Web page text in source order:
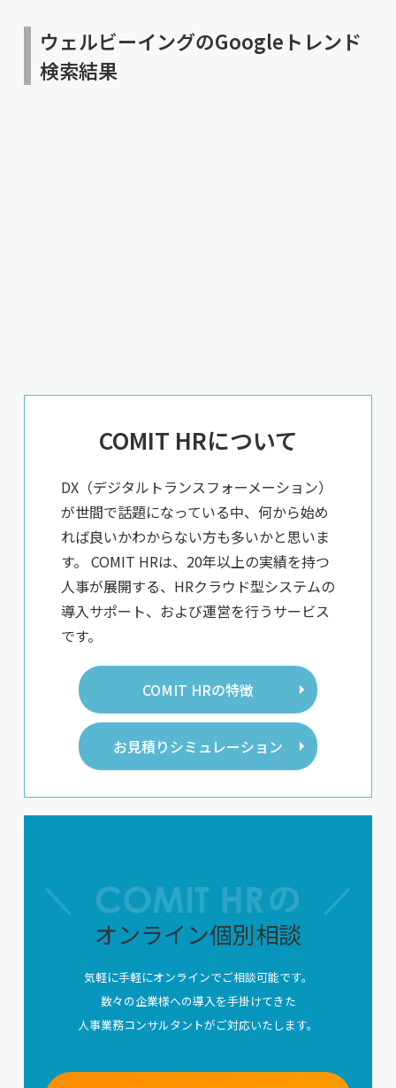
ウェルビーイングのGoogleトレンド
検索結果
COMIT HRについて
DX（デジタルトランスフォーメーション）
が世間で話題になっている中、何から始め
れば良いかわからない方も多いかと思いま
す。 COMIT HRは、20年以上の実績を持つ
人事が展開する、HRクラウド型システムの
導入サポート、および運営を行うサービス
です。
COMIT HRの特徴
お見積りシミュレーション
オンライン個別相談
気軽に手軽にオンラインでご相談可能です。
数々の企業様への導入を手掛けてきた
人事業務コンサルタントがご対応いたします。